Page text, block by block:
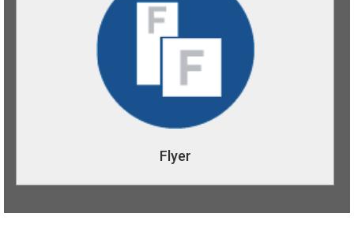
Flyer
Flyer können für die unterschiedlichsten Aktionen
verwendet werden: Ob zur Vermarktung eines neuen
Produktes, zur Eröffnung einer neuen Filiale oder zur
Ankündigung eines Events. Wir drucken Ihre Flyer schon
ab geringer Auflage im Digitaldruck, ansonsten wie
immer schnell und professionell im Offset-Verfahren.